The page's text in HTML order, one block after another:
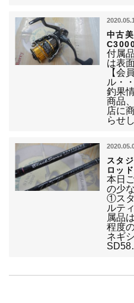
中古
付属
は表
【会
ル・
釣果
商品
店に
らせ
スタ
ロッ
本日
の少
①ス
ルテ
属品
程度
ネギ